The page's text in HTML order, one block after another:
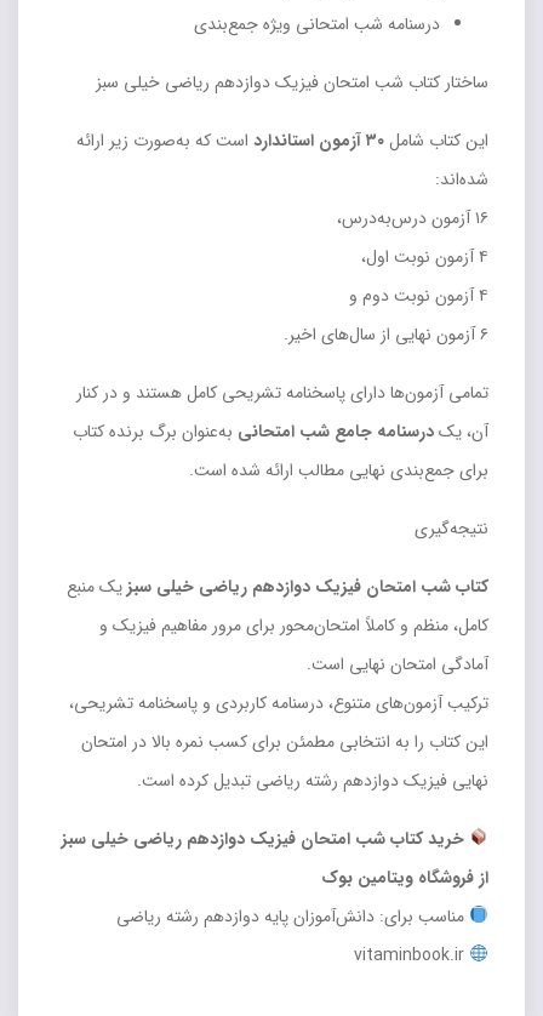
درسنامه شب امتحانی ویژه جمع‌بندی
ساختار کتاب شب امتحان فیزیک دوازدهم ریاضی خیلی سبز
این کتاب شامل۳۰ آزمون استاندارد
است که به‌صورت زیر ارائه
شده‌اند:
۱۶ آزمون درس‌به‌درس،
۴ آزمون نوبت اول،
۴ آزمون نوبت دوم و
۶ آزمون نهایی از سال‌های اخیر.
تمامی آزمون‌ها دارای پاسخنامه تشریحی کامل هستند و در کنار
آن، یکدرسنامه جامع شب امتحانی به‌عنوان برگ برنده کتاب
برای جمع‌بندی نهایی مطالب ارائه شده است.
نتیجه‌گیری
کتاب شب امتحان فیزیک دوازدهم ریاضی خیلی سبزیک منبع
کامل، منظم و کاملاً امتحان‌محور برای مرور مفاهیم فیزیک و
آمادگی امتحان نهایی است.
ترکیب آزمون‌های متنوع، درسنامه کاربردی و پاسخنامه تشریحی،
این کتاب را به انتخابی مطمئن برای کسب نمره بالا در امتحان
نهایی فیزیک دوازدهم رشته ریاضی تبدیل کرده است.
خرید کتاب شب امتحان فیزیک دوازدهم ریاضی خیلی سبز
از فروشگاه ویتامین بوک
مناسب برای: دانش‌آموزان پایه دوازدهم رشته ریاضی